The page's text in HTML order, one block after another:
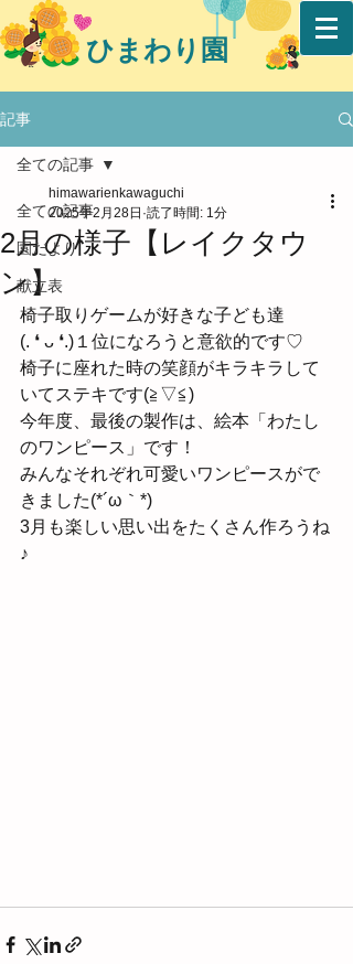
ひまわり園
記事
全ての記事
園だより
献立表
全ての記事
2月の様子【レイクタウ
ン】
himawarienkawaguchi
2025年2月28日 読了時間: 1分
椅子取りゲームが好きな子ども達
(⁠.⁠ ⁠❛⁠ ⁠ᴗ⁠ ⁠❛⁠.⁠)１位になろうと意欲的です♡
椅子に座れた時の笑顔がキラキラして
いてステキです(⁠≧⁠▽⁠≦⁠)
今年度、最後の製作は、絵本「わたし
のワンピース」です！
みんなそれぞれ可愛いワンピースがで
きました(⁠*⁠´⁠ω⁠｀⁠*⁠)
3月も楽しい思い出をたくさん作ろうね
♪